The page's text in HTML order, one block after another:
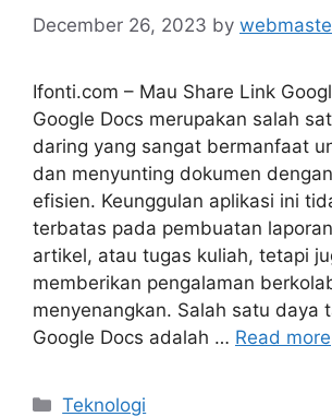
December 26, 2023 by
Ifonti.com – Mau Share Link
Google Docs merupakan salah
daring yang sangat bermanfaat
dan menyunting dokumen
efisien. Keunggulan aplikasi ini
terbatas pada pembuatan
artikel, atau tugas kuliah, tetapi
memberikan pengalaman
menyenangkan. Salah satu daya
Google Docs adalah … Read more
Categories
Teknologi